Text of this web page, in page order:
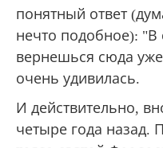
понятный ответ
нечто подобное):
вернешься сюда
очень удивилась.
И действительно,
четыре года назад.